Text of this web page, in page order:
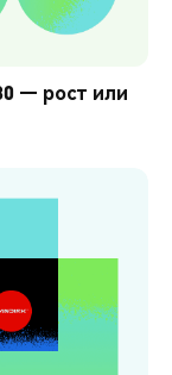
— рост или